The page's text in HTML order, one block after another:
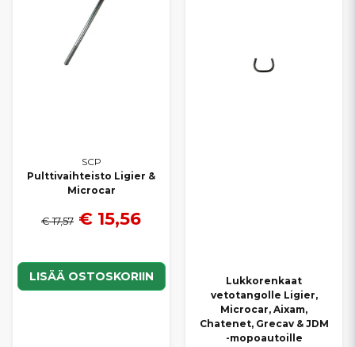
SCP
Pulttivaihteisto Ligier &
Microcar
€ 17,57 € 15,56
LISÄÄ OSTOSKORIIN
Lukkorenkaat
vetotangolle Ligier,
Microcar, Aixam,
Chatenet, Grecav & JDM
-mopoautoille